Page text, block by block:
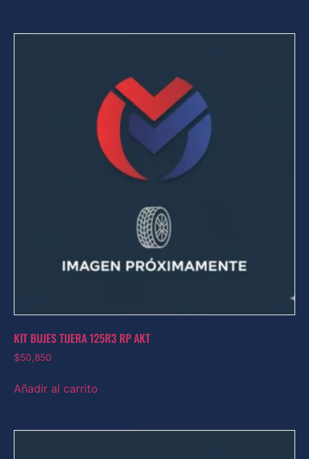
KIT BUJES TIJERA 125R3 RP AKT
$50,850
Añadir al carrito